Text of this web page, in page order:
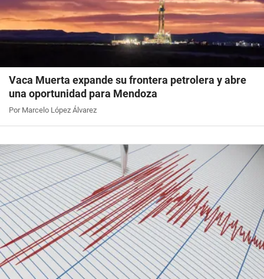
Vaca Muerta expande su frontera petrolera y abre
una oportunidad para Mendoza
Por Marcelo López Álvarez